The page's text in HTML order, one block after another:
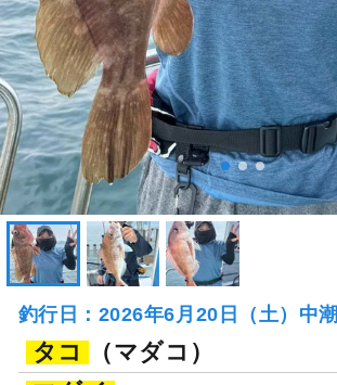
釣行日：2026年6月20日（土）中潮
タコ
（マダコ）